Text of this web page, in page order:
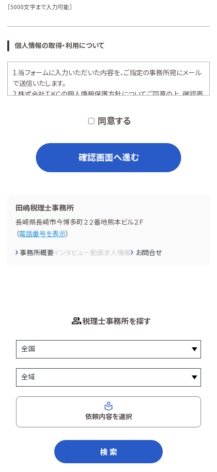
［5000文字まで入力可能］
個人情報の取得・利用について
1.当フォームに入力いただいた内容を、ご指定の事務所宛にメール
で送信いたします。
2.株式会社ＴＫＣの個人情報保護方針についてご同意の上、確認画
同意する
確認画面へ進む
田嶋税理士事務所
長崎県長崎市今博多町２２番地熊本ビル２Ｆ
（電話番号を表示）
事務所概要インタビュー動画求人情報 お問合せ
税理士事務所を探す
依頼内容を選択
検 索